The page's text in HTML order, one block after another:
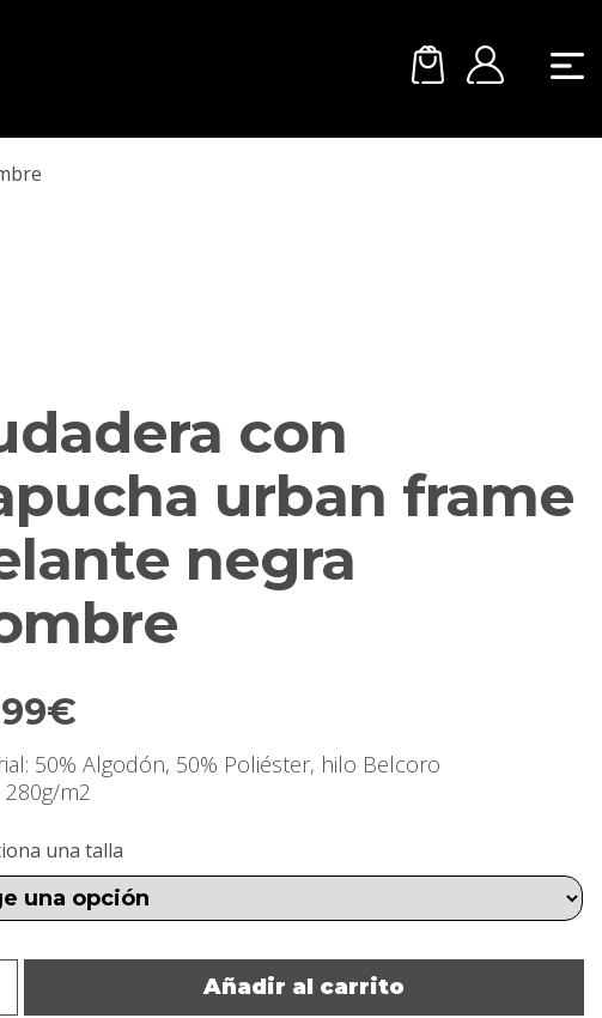
con
urban frame
negra
€
50% Algodón, 50% Poliéster, hilo Belcoro
280g/m2
una talla
Añadir al carrito